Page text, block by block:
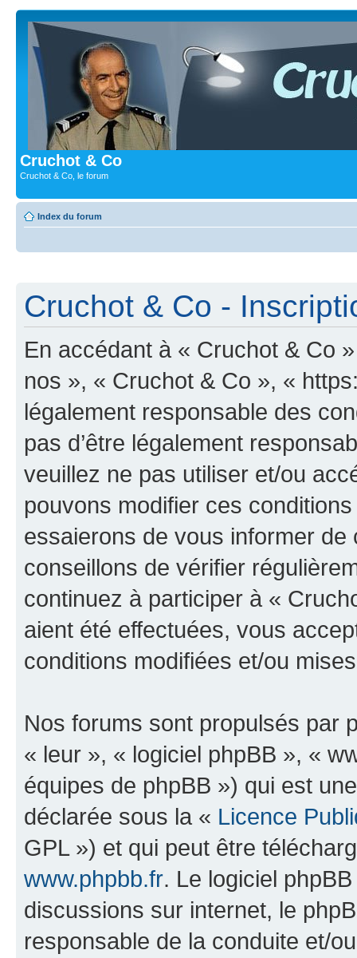
Cruchot & Co
Cruchot & Co, le forum
Index du forum
Cruchot & Co -
En accédant à « Cruchot & Co
nos », « Cruchot & Co », «
légalement responsable des
pas d’être légalement
veuillez ne pas utiliser et/ou
pouvons modifier ces
essaierons de vous informer
conseillons de vérifier
continuez à participer à «
aient été effectuées, vous
conditions modifiées et/ou
Nos forums sont propulsés par
« leur », « logiciel phpBB », «
équipes de phpBB ») qui est
déclarée sous la « Licence
GPL ») et qui peut être
www.phpbb.fr. Le logiciel
discussions sur internet, le
responsable de la conduite et/